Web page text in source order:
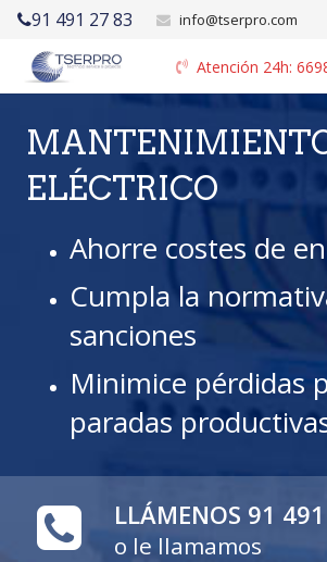
91 491 27 83 info@tserpro.com
Atención 24h:
QUIENES SOMOS
ELÉCTRICO
Ahorre costes de
Cumpla la
sanciones
Minimice pérdidas
paradas
LLÁMENOS 91
o le llamamos